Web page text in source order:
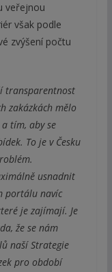
veřejnou
však podle
zvýšení počtu
transparentnost
zakázkách mělo
tím, aby se
To je v Česku
usnadnit
portálu navíc
je zajímají. Je
že se nám
naší Strategie
pro období